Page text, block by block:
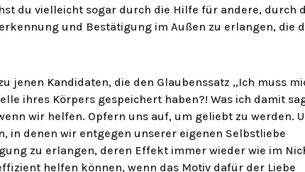
du vielleicht sogar durch die Hilfe für andere, durch
und Bestätigung im Außen zu erlangen, die
jenen Kandidaten, die den Glaubenssatz „Ich muss
ihres Körpers gespeichert haben?! Was ich damit
wir helfen. Opfern uns auf, um geliebt zu werden.
in denen wir entgegen unserer eigenen Selbstliebe
zu erlangen, deren Effekt immer wieder wie im
helfen können, wenn das Motiv dafür der Liebe